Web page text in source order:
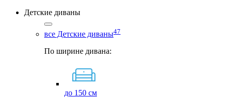
Детские диваны
все Детские диваны47
По ширине дивана:
до 150 см